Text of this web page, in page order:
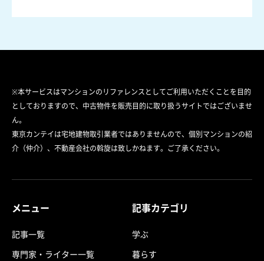
※本サービスはマンションのリファレンスとしてご利用いただくことを目的
としておりますので、中古物件を販売目的に取り扱うサイトではございませ
ん。
東京カンテイは宅地建物取引業者ではありませんので、個別マンションの紹
介（仲介）、不動産会社の斡旋は致しかねます。ご了承ください。
メニュー
記事一覧
専門家・ライター一覧
記事カテゴリ
学ぶ
暮らす